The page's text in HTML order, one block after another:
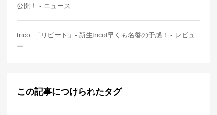
公開！ - ニュース
tricot 「リピート」- 新生tricot早くも名盤の予感！ - レビュ
ー
この記事につけられたタグ